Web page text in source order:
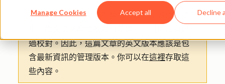
Manage Cookies Accept all Decline
請注意：：這篇文章的翻譯只是為了方便而提
過校對。因此，這篇文章的英文版本應該是包
含最新資訊的管理版本。你可以在這裡存取這
些內容。